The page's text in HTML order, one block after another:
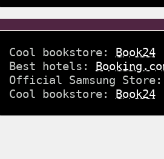
Cool bookstore: Book24
Best hotels:
Official Samsung Store:
Cool bookstore: Book24